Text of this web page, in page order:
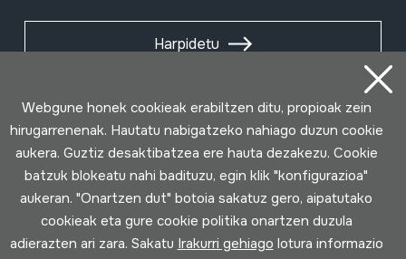
Harpidetu
Webgune honek cookieak erabiltzen ditu, propioak zein
hirugarrenenak. Hautatu nabigatzeko nahiago duzun cookie
aukera. Guztiz desaktibatzea ere hauta dezakezu. Cookie
batzuk blokeatu nahi badituzu, egin klik "konfigurazioa"
aukeran. "Onartzen dut" botoia sakatuz gero, aipatutako
cookieak eta gure cookie politika onartzen duzula
adierazten ari zara. Sakatu Irakurri gehiago lotura informazio